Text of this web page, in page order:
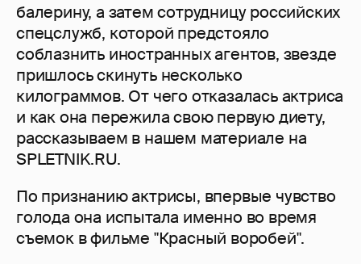
балерину, а затем сотрудницу российских
спецслужб, которой предстояло
соблазнить иностранных агентов, звезде
пришлось скинуть несколько
килограммов. От чего отказалась актриса
и как она пережила свою первую диету,
рассказываем в нашем материале на
SPLETNIK.RU.
По признанию актрисы, впервые чувство
голода она испытала именно во время
съемок в фильме "Красный воробей".